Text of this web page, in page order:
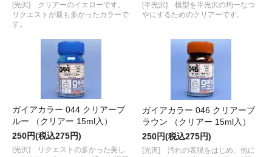
[光沢] クリアーのイエローです。
リクエストが最も多かったカラーで
す。
[半光沢] 模型を半光沢の均一なつ
やにするためのクリアーです。
ガイアカラー 044 クリアーブ
ルー （クリアー 15ml入）
250円(税込275円)
[光沢] リクエストの多かった美し
ガイアカラー 046 クリアーブ
ラウン （クリアー 15ml入）
250円(税込275円)
[光沢] 汚れの表現をはじめ、他に